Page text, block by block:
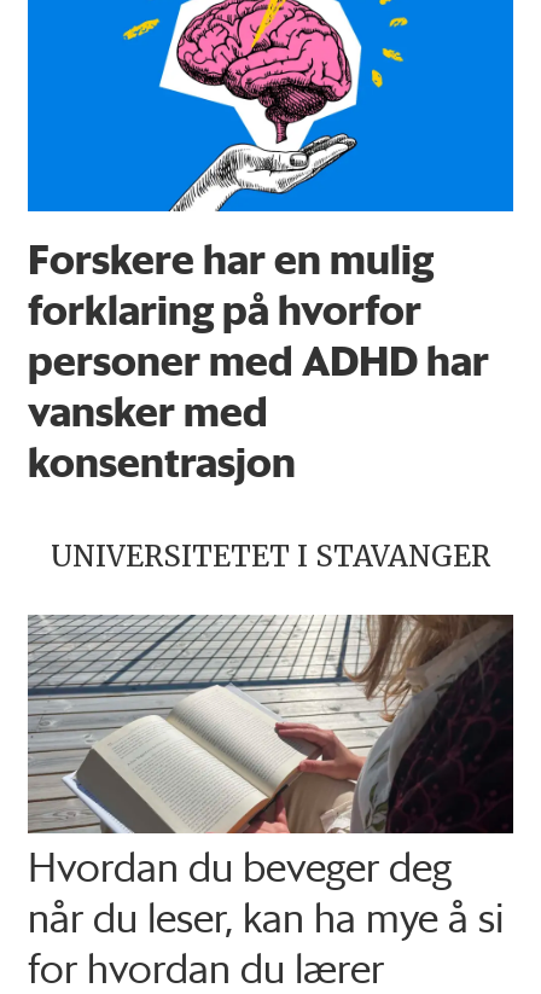
Forskere har en mulig
forklaring på hvorfor
personer med ADHD har
vansker med
konsentrasjon
UNIVERSITETET I STAVANGER
Hvordan du beveger deg
når du leser, kan ha mye å si
for hvordan du lærer